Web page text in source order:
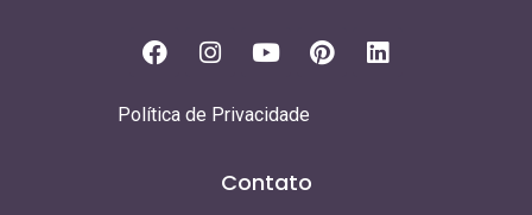
Política de Privacidade
Contato